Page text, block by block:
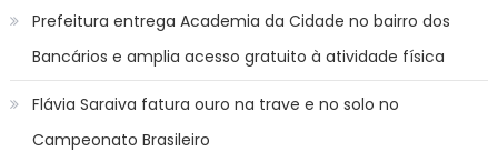
Prefeitura entrega Academia da Cidade no bairro dos
Bancários e amplia acesso gratuito à atividade física
Flávia Saraiva fatura ouro na trave e no solo no
Campeonato Brasileiro